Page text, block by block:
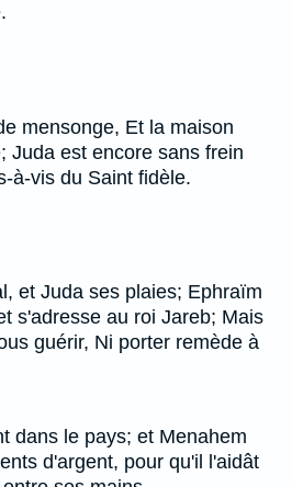
mensonge, Et la maison
Juda est encore sans frein
à-vis du Saint fidèle.
et Juda ses plaies; Ephraïm
s'adresse au roi Jareb; Mais
guérir, Ni porter remède à
dans le pays; et Menahem
d'argent, pour qu'il l'aidât